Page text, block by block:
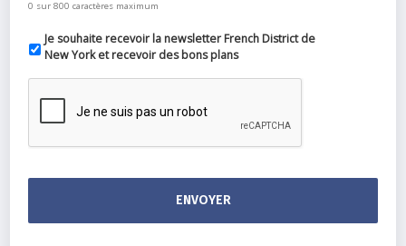
0 sur 800 caractères maximum
Je souhaite recevoir la newsletter French District de
New York et recevoir des bons plans